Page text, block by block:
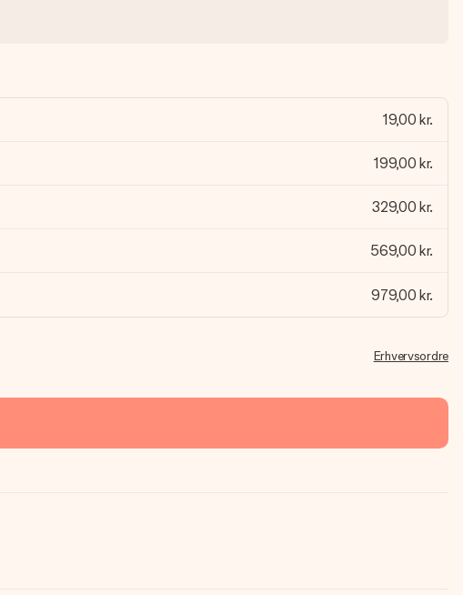
19,00 kr.
199,00 kr.
329,00 kr.
569,00 kr.
979,00 kr.
Erhvervsordre